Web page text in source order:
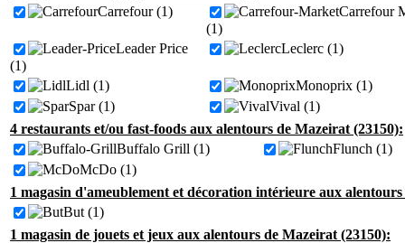
Carrefour (1)
Carrefour
(1)
Leader Price
(1)
Leclerc (1)
Lidl (1)
Monoprix (1)
Spar (1)
Vival (1)
4 restaurants et/ou fast-foods aux alentours de Mazeirat (23150):
Buffalo Grill (1)
Flunch (1)
McDo (1)
1 magasin d'ameublement et décoration intérieure aux
But (1)
1 magasin de jouets et jeux aux alentours de Mazeirat (23150):